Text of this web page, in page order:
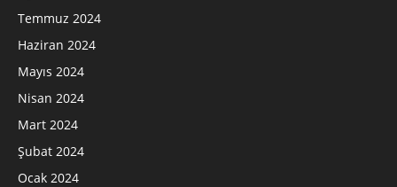
Temmuz 2024
Haziran 2024
Mayıs 2024
Nisan 2024
Mart 2024
Şubat 2024
Ocak 2024